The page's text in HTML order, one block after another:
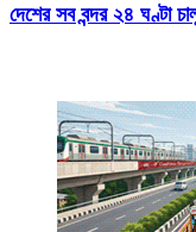
দেশের সব বন্দর ২৪ ঘণ্টা